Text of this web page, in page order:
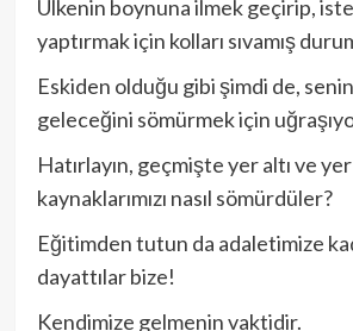
Ülkenin boynuna ilmek geçirip,
yaptırmak için kolları sıvamış
Eskiden olduğu gibi şimdi de,
geleceğini sömürmek için
Hatırlayın, geçmişte yer altı ve
kaynaklarımızı nasıl sömürdüler?
Eğitimden tutun da adaletimize
dayattılar bize!
Kendimize gelmenin vaktidir.